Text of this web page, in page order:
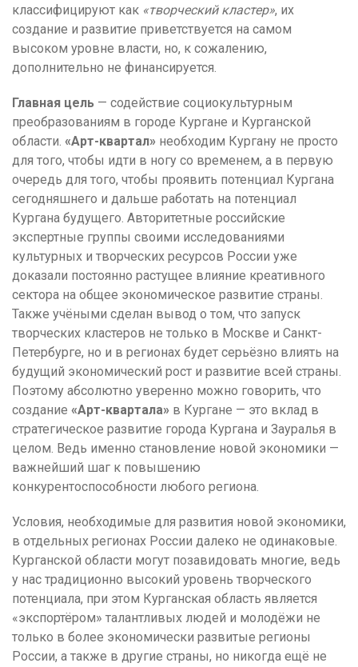
классифицируют как «творческий кластер», их
создание и развитие приветствуется на самом
высоком уровне власти, но, к сожалению,
дополнительно не финансируется.
Главная цель — содействие социокультурным
преобразованиям в городе Кургане и Курганской
области. «Арт-квартал» необходим Кургану не просто
для того, чтобы идти в ногу со временем, а в первую
очередь для того, чтобы проявить потенциал Кургана
сегодняшнего и дальше работать на потенциал
Кургана будущего. Авторитетные российские
экспертные группы своими исследованиями
культурных и творческих ресурсов России уже
доказали постоянно растущее влияние креативного
сектора на общее экономическое развитие страны.
Также учёными сделан вывод о том, что запуск
творческих кластеров не только в Москве и Санкт-
Петербурге, но и в регионах будет серьёзно влиять на
будущий экономический рост и развитие всей страны.
Поэтому абсолютно уверенно можно говорить, что
создание «Арт-квартала» в Кургане — это вклад в
стратегическое развитие города Кургана и Зауралья в
целом. Ведь именно становление новой экономики —
важнейший шаг к повышению
конкурентоспособности любого региона.
Условия, необходимые для развития новой экономики,
в отдельных регионах России далеко не одинаковые.
Курганской области могут позавидовать многие, ведь
у нас традиционно высокий уровень творческого
потенциала, при этом Курганская область является
«экспортёром» талантливых людей и молодёжи не
только в более экономически развитые регионы
России, а также в другие страны, но никогда ещё не